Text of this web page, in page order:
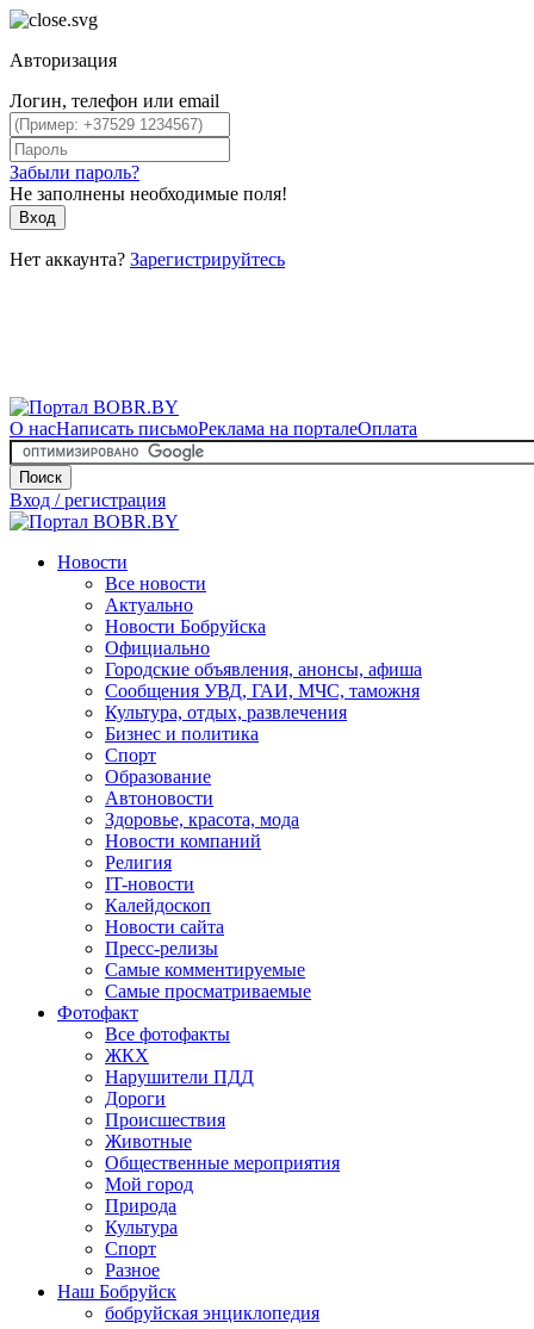
Авторизация
Логин, телефон или email
Забыли пароль?
Не заполнены необходимые поля!
Вход
Нет аккаунта? Зарегистрируйтесь
О насНаписать письмоРеклама на порталеОплата
Поиск
Вход / регистрация
Новости
Все новости
Актуально
Новости Бобруйска
Официально
Городские объявления, анонсы, афиша
Сообщения УВД, ГАИ, МЧС, таможня
Культура, отдых, развлечения
Бизнес и политика
Спорт
Образование
Автоновости
Здоровье, красота, мода
Новости компаний
Религия
IT-новости
Калейдоскоп
Новости сайта
Пресс-релизы
Самые комментируемые
Самые просматриваемые
Фотофакт
Все фотофакты
ЖКХ
Нарушители ПДД
Дороги
Происшествия
Животные
Общественные мероприятия
Мой город
Природа
Культура
Спорт
Разное
Наш Бобруйск
бобруйская энциклопедия